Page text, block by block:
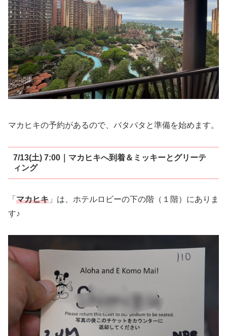
マカヒキの予約があるので、バタバタと準備を始めます。
7/13(土) 7:00｜マカヒキへ到着＆ミッキーとグリーテ
ィング
「 マカヒキ 」は、ホテルロビーの下の階（１階）にありま
す♪